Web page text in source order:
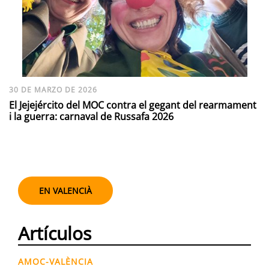
30 DE MARZO DE 2026
El Jejejército del MOC contra el gegant del rearmament
i la guerra: carnaval de Russafa 2026
EN VALENCIÀ
Artículos
AMOC-VALÈNCIA